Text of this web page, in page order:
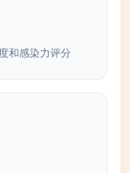
和感染力评分